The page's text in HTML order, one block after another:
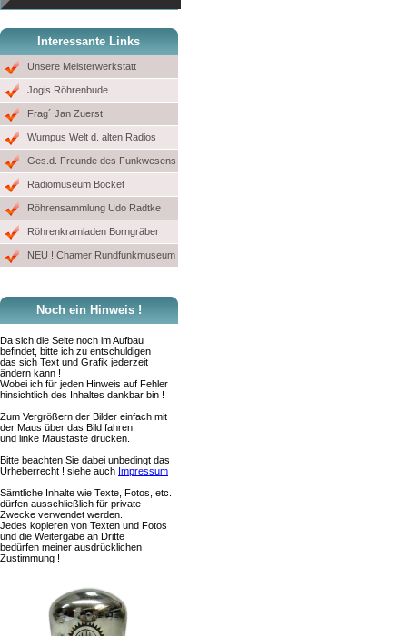
Interessante Links
Unsere Meisterwerkstatt
Jogis Röhrenbude
Frag´ Jan Zuerst
Wumpus Welt d. alten Radios
Ges.d. Freunde des Funkwesens
Radiomuseum Bocket
Röhrensammlung Udo Radtke
Röhrenkramladen Borngräber
NEU ! Chamer Rundfunkmuseum
Noch ein Hinweis !
Da sich die Seite noch im Aufbau
befindet, bitte ich zu entschuldigen
das sich Text und Grafik jederzeit
ändern kann !
Wobei ich für jeden Hinweis auf Fehler
hinsichtlich des Inhaltes dankbar bin !
Zum Vergrößern der Bilder einfach mit
der Maus über das Bild fahren.
und linke Maustaste drücken.
Bitte beachten Sie dabei unbedingt das
Urheberrecht ! siehe auch Impressum
Sämtliche Inhalte wie Texte, Fotos, etc.
dürfen ausschließlich für private
Zwecke verwendet werden.
Jedes kopieren von Texten und Fotos
und die Weitergabe an Dritte
bedürfen meiner ausdrücklichen
Zustimmung !